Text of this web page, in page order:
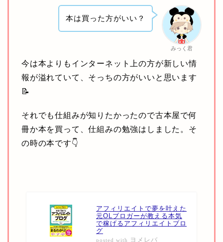
みっく君
本は買った方がいい？
今は本よりもインターネット上の方が新しい情
報が溢れていて、そっちの方がいいと思います
📝
それでも仕組みが知りたかったので古本屋で何
冊か本を買って、仕組みの勉強はしました。そ
の時の本です👇
アフィリエイトで夢を叶えた
元OLブロガーが教える本気
で稼げるアフィリエイトブロ
グ
posted with
ヨメレバ